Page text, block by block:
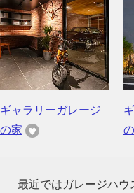
ギャラリーガレージ
の家
最近ではガレージハ